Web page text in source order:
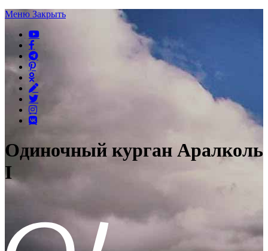
Меню Закрыть
Одиночный курган Аралколь
I